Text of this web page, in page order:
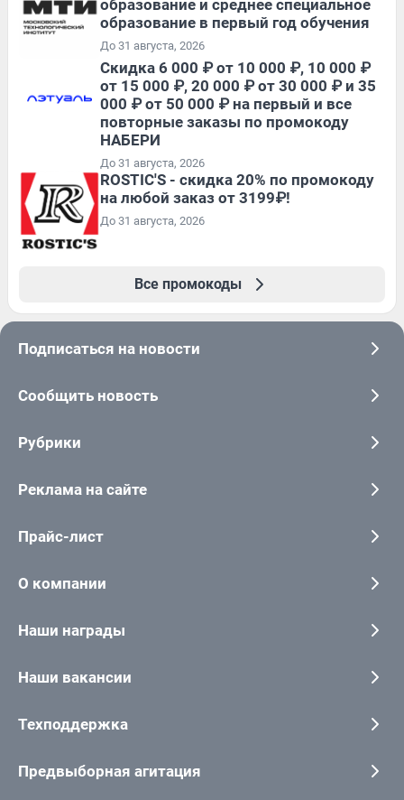
образование и среднее специальное
образование в первый год обучения
До 31 августа, 2026
Скидка 6 000 ₽ от 10 000 ₽, 10 000 ₽
от 15 000 ₽, 20 000 ₽ от 30 000 ₽ и 35
000 ₽ от 50 000 ₽ на первый и все
повторные заказы по промокоду
НАБЕРИ
До 31 августа, 2026
ROSTIC'S - скидка 20% по промокоду
на любой заказ от 3199₽!
До 31 августа, 2026
Все промокоды
Подписаться на новости
Сообщить новость
Рубрики
Реклама на сайте
Прайс-лист
О компании
Наши награды
Наши вакансии
Техподдержка
Предвыборная агитация